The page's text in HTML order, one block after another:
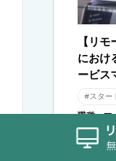
【リ
におけ
ービス
ケタ
#スター
職種：マ
時給：
働き方：